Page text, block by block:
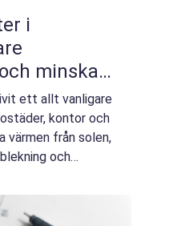
i
minskad
ett allt vanligare
kontor och
värmen från solen,
och
stark vår-...